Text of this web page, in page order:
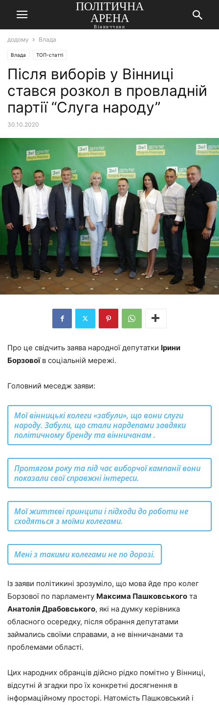
ПОЛІТИЧНА
АРЕНА
Вінниччини
додому Влада
Влада ТОП-статті
Після виборів у Вінниці
стався розкол в провладній
партії “Слуга народу”
30.10.2020
Про це свідчить заява народної депутатки Ірини
Борзовоїв соціальній мережі.
Головний меседж заяви:
Мої вінницькі колеги «забули», що вони слуги
народу. Забули, що стали нардепами завдяки
політичному бренду та вінничанам .
Протягом року та під час виборчої кампанії вони
показали свої справжні інтереси.
Мої життєві принципи і підходи до роботи не
сходяться з моїми колегами.
Мені з такими колегами не по дорозі.
Із заяви політикині зрозуміло, що мова йде про колег
Борзової по парламенту Максима Пашковського та
Анатолія Драбовського, які на думку керівника
обласного осередку, після обрання депутатами
займались своїми справами, а не вінничанами та
проблемами області.
Цих народних обранців дійсно рідко помітно у Вінниці,
відсутні й згадки про їх конкретні досягнення в
інформаційному просторі. Натомість Пашковський і